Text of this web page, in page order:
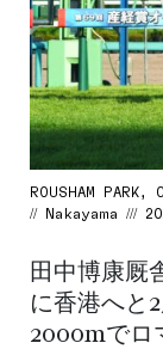
ROUSHAM
// Nakayama ///
田中博康厩
に香港へと
2000mでロ